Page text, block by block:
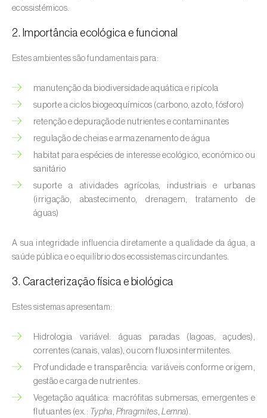
Ananás / Abacaxi (
Anona ( Annona spp.)
Áreas não cultivadas (-)
Aromáticas, condimentares e medicinais
(
Coriandrum, Petroselinum, Mentha, Ocimum,
Artemisia, Foeniculum, Laurus, Majorana,
Melissa, Pimpinella, Rosmarinus e outras
Arroz (Oryza spp.)
Aveia (Avena sativa
Aveleira (
Azinheira (Quercus ilex e Quercus
rotundifolia)
Banana (Musa spp.)
Batata (Solanum tuberosum
Batata-doce (Ipomoea batatas)
Hillebrandia sandwicensis e
Begonia spp.)
Beringela ( Solanum melongena)
ecossistémicos.
2. Importância ecológica e funcional
Estes ambientes são fundamentais para:
manutenção da biodiversidade aquática e ripícola
suporte a ciclos biogeoquímicos (carbono, azoto, fósforo)
retenção e depuração de nutrientes e contaminantes
regulação de cheias e armazenamento de água
habitat para espécies de interesse ecológico, económico ou
sanitário
suporte a atividades agrícolas, industriais e urbanas
(irrigação, abastecimento, drenagem, tratamento de
águas)
A sua integridade influencia diretamente a qualidade da água, a
saúde pública e o equilíbrio dos ecossistemas circundantes.
3. Caracterização física e biológica
Estes sistemas apresentam:
Hidrologia variável: águas paradas (lagoas, açudes),
correntes (canais, valas), ou com fluxos intermitentes.
Profundidade e transparência: variáveis conforme origem,
gestão e carga de nutrientes.
Vegetação aquática: macrófitas submersas, emergentes e
flutuantes (ex.: Typha, Phragmites,Lemna).